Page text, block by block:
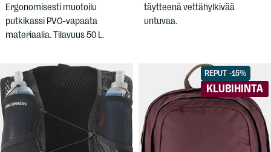
Ergonomisesti muotoilu
putkikassi PVC-vapaata
materiaalia. Tilavuus 50 L.
täytteenä vettähylkivää
untuvaa.
REPUT -15%
KLUBIHINTA